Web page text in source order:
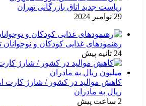
ریاست جدید اتاق بازرگانی تهران
29 نوامبر 2024
رهنمودهای غذایی کودکان و نوجوانان
24 ثانیه پیش
ریال به مادران
2 ساعت پیش